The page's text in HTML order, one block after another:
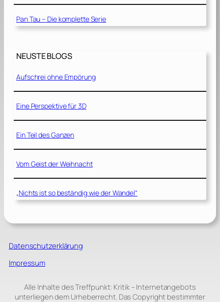
Pan Tau – Die komplette Serie
NEUSTE BLOGS
Aufschrei ohne Empörung
Eine Perspektive für 3D
Ein Teil des Ganzen
Vom Geist der Weihnacht
„Nichts ist so beständig wie der Wandel“
Datenschutzerklärung
Impressum
Alle Inhalte des Treffpunkt: Kritik – Internetangebots
unterliegen dem Urheberrecht. Das Copyright bestimmter